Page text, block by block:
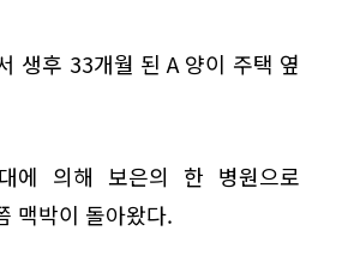
생후 33개월 된 A 양이 주택 옆
에 의해 보은의 한 병원으로
맥박이 돌아왔다.